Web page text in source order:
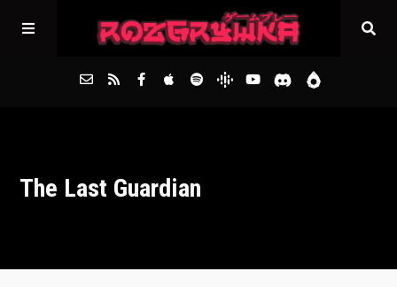
Archiwum
The Last Guardian